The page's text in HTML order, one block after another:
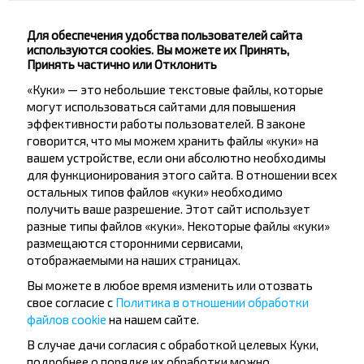
Вопрос - Ответ
Как можно приобрести билеты на
рейс Брест-Поддубно, Пружанский р-
н БРЕСТСКАЯ ОБЛ.?
Существуют ли какие-то
ограничения на поездку?
Для обеспечения удобства пользователей сайта
используются cookies. Вы можете их Принять,
Принять частично или Отклонить
«Куки» — это небольшие текстовые файлы, которые
могут использоваться сайтами для повышения
эффективности работы пользователей. В законе
говорится, что мы можем хранить файлы «куки» на
вашем устройстве, если они абсолютно необходимы
для функционирования этого сайта. В отношении всех
остальных типов файлов «куки» необходимо
получить ваше разрешение. Этот сайт использует
разные типы файлов «куки». Некоторые файлы «куки»
размещаются сторонними сервисами,
отображаемыми на наших страницах.
Вы можете в любое время изменить или отозвать
свое согласие с Политика в отношении обработки
файлов cookie на нашем сайте.
В случае дачи согласия с обработкой целевых Куки,